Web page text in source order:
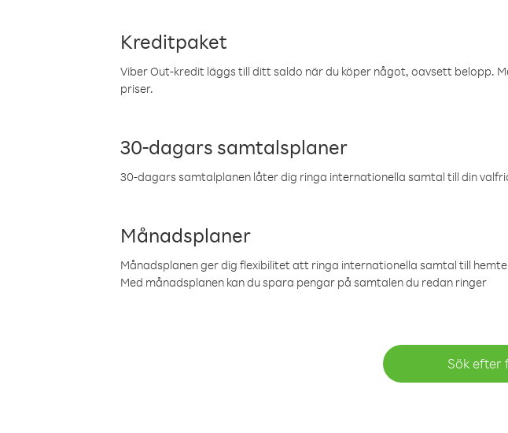
Kreditpaket
Viber Out-kredit läggs till ditt saldo när du köper något, oavsett belopp.
priser.
30-dagars samtalsplaner
30-dagars samtalplanen låter dig ringa internationella samtal till din
Månadsplaner
Månadsplanen ger dig flexibilitet att ringa internationella samtal till
Med månadsplanen kan du spara pengar på samtalen du redan ringer
Sök efter